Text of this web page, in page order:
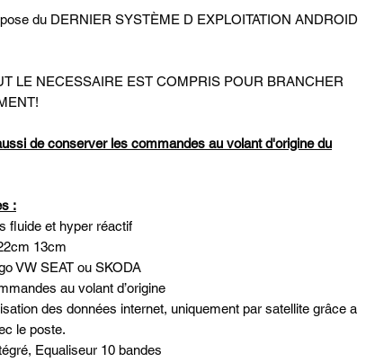
du DERNIER SYSTÈME D EXPLOITATION ANDROID
LE NECESSAIRE EST COMPRIS POUR BRANCHER
de conserver les commandes au volant d'origine du
:
fluide et hyper réactif
13cm
VW SEAT ou SKODA
au volant d’origine
des données internet, uniquement par satellite grâce a
le poste.
Equaliseur 10 bandes